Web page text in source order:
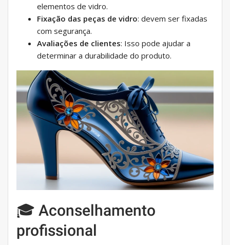
elementos de vidro.
Fixação das peças de vidro: devem ser fixadas
com segurança.
Avaliações de clientes: Isso pode ajudar a
determinar a durabilidade do produto.
🎓 Aconselhamento
profissional